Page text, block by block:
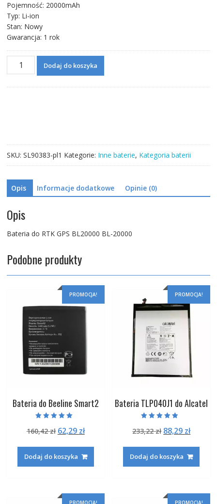
Pojemność: 20000mAh
Typ: Li-ion
Stan: Nowy
Gwarancja: 1 rok
ilość
Bateria
Dodaj do koszyka
SKU: SL90383-pl1 Kategorie: Inne baterie, Kategoria baterii
Opis Informacje dodatkowe Opinie (0)
Opis
Bateria do RTK GPS BL20000 BL-20000
Podobne produkty
PROMOCJA!
Bateria do Beeline Smart2
5.00
na 5
160,42zł Pierwotna
wynosiła:
160,42 zł.
62,29 złAktualna
62,29 zł.
Dodaj do koszyka
PROMOCJA!
Bateria TLP040J1 do Alcatel
4.50
na 5
233,22zł Pierwotna
wynosiła:
233,22 zł.
88,29 zł
88,29
Dodaj do koszyka
PROMOCJA! PROMOCJA!